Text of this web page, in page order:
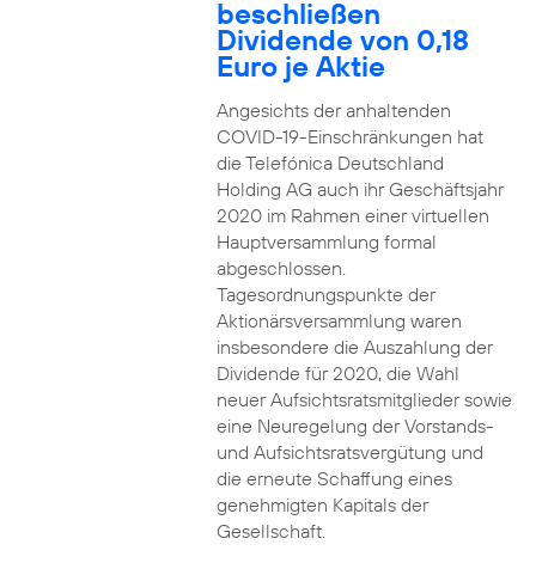
beschließen
Dividende von 0,18
Euro je Aktie
Angesichts der anhaltenden
COVID-19-Einschränkungen hat
die Telefónica Deutschland
Holding AG auch ihr Geschäftsjahr
2020 im Rahmen einer virtuellen
Hauptversammlung formal
abgeschlossen.
Tagesordnungspunkte der
Aktionärsversammlung waren
insbesondere die Auszahlung der
Dividende für 2020, die Wahl
neuer Aufsichtsratsmitglieder sowie
eine Neuregelung der Vorstands-
und Aufsichtsratsvergütung und
die erneute Schaffung eines
genehmigten Kapitals der
Gesellschaft.